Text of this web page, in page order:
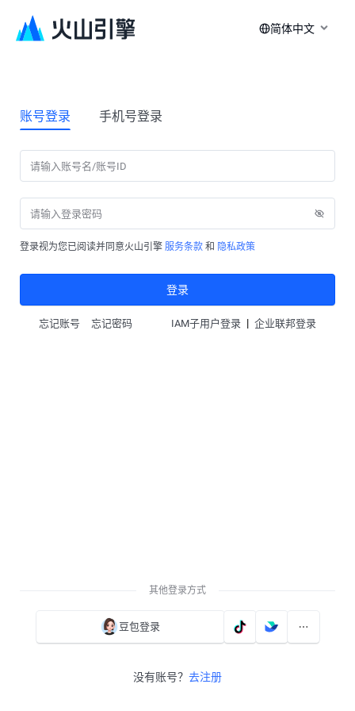
简体中文
账号登录 手机号登录
登录视为您已阅读并同意火山引擎 服务条款 和 隐私政策
登录
忘记账号 忘记密码 IAM子用户登录 | 企业联邦登录
其他登录方式
豆包登录
没有账号？ 去注册